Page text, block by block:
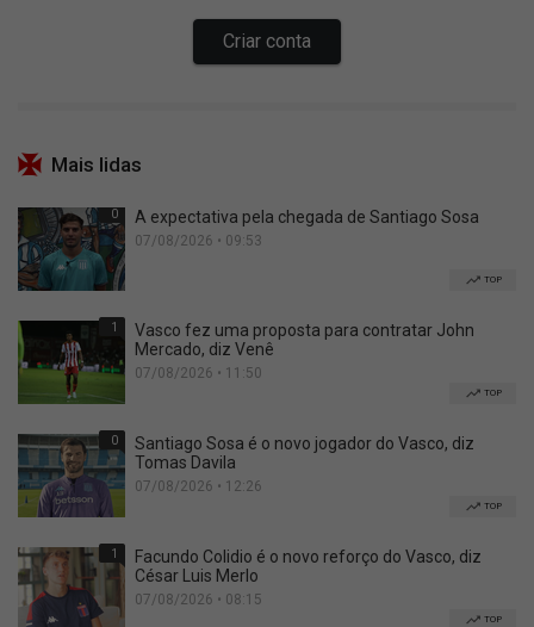
Mais lidas
0 A expectativa pela chegada de Santiago Sosa
07/08/2026 • 09:53
TOP
1
Vasco fez uma proposta para contratar John
Mercado, diz Venê
07/08/2026 • 11:50
TOP
0
Santiago Sosa é o novo jogador do Vasco, diz
Tomas Davila
07/08/2026 • 12:26
TOP
1
Facundo Colidio é o novo reforço do Vasco, diz
César Luis Merlo
07/08/2026 • 08:15
TOP